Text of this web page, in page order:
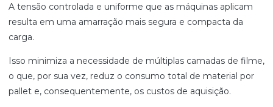
A tensão controlada e uniforme que as máquinas aplicam
resulta em uma amarração mais segura e compacta da
carga.
Isso minimiza a necessidade de múltiplas camadas de filme,
o que, por sua vez, reduz o consumo total de material por
pallet e, consequentemente, os custos de aquisição.